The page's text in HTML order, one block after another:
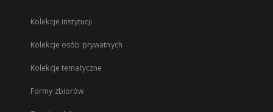
Kolekcje instytucji
Kolekcje osób prywatnych
Kolekcje tematyczne
Formy zbiorów